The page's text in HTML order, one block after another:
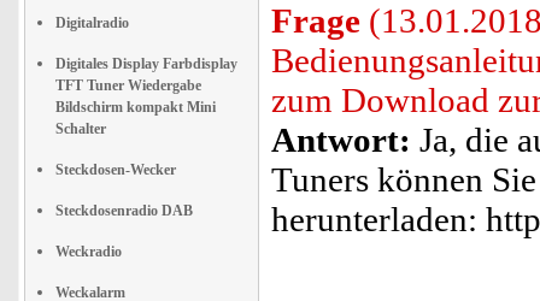
Digitalradio
Digitales Display Farbdisplay
TFT Tuner Wiedergabe
Bildschirm kompakt Mini
Schalter
Steckdosen-Wecker
Steckdosenradio DAB
Weckradio
Weckalarm
Frage
zum Download
Antwort: Ja, die
Tuners können
herunterladen: